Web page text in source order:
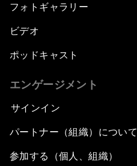
フォトギャラリー
ビデオ
ポッドキャスト
エンゲージメント
サインイン
パートナー（組織）について
参加する（個人、組織）